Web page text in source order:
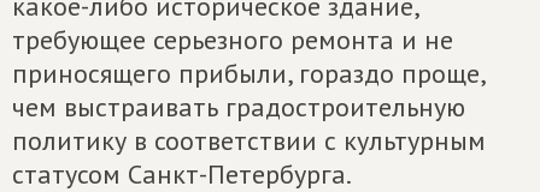
требующее серьезного ремонта и не
приносящего прибыли, гораздо проще,
чем выстраивать градостроительную
политику в соответствии с культурным
статусом Санкт-Петербурга.